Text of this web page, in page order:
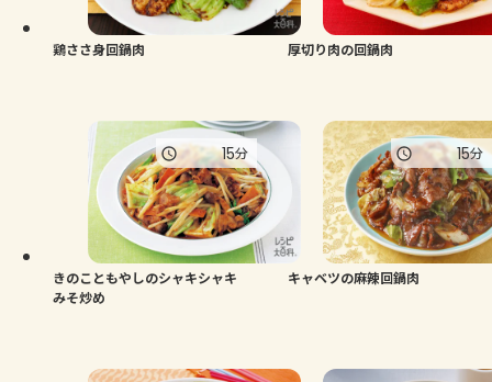
鶏ささ身回鍋肉 厚切り肉の回鍋肉
きのこともやしのシャキシャキ
みそ炒め
15分
キャベツの麻辣回鍋肉
15分